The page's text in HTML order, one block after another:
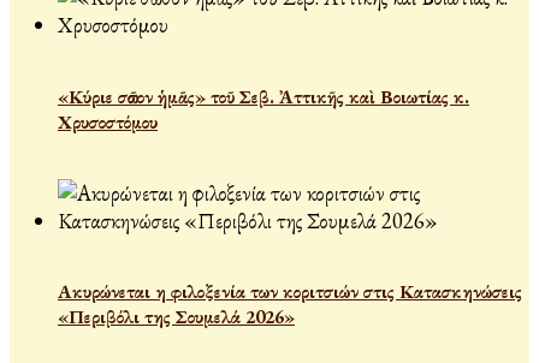
«Κύριε σῶσον ἡμᾶς» τοῦ Σεβ. Ἀττικῆς καὶ Βοιωτίας κ.
Χρυσοστόμου
Ακυρώνεται η φιλοξενία των κοριτσιών στις Κατασκηνώσεις
«Περιβόλι της Σουμελά 2026»